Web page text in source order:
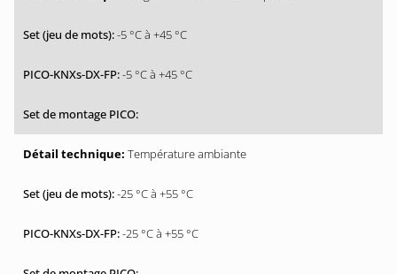
-5 °C à +45 °C
-5 °C à +45 °C
Température ambiante
-25 °C à +55 °C
-25 °C à +55 °C